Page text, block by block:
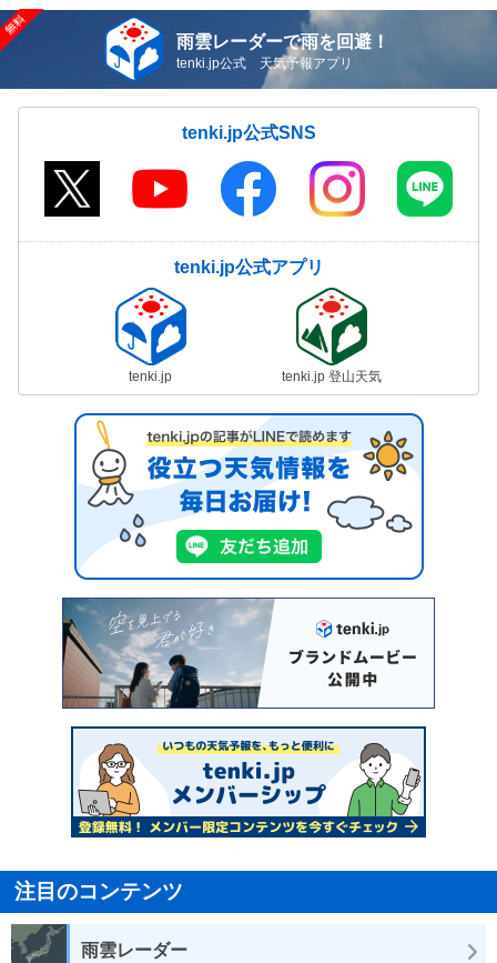
雨雲レーダーで雨を回避！
tenki.jp公式 天気予報アプリ
tenki.jp公式SNS
tenki.jp公式アプリ
tenki.jp tenki.jp 登山天気
注目のコンテンツ
雨雲レーダー